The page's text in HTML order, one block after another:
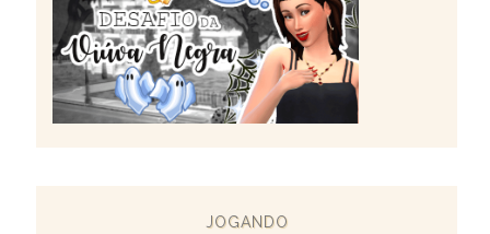
JOGANDO